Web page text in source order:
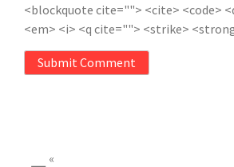
<blockquote cite=""> <cite> <code>
<em> <i> <q cite=""> <strike>
Submit Comment
«